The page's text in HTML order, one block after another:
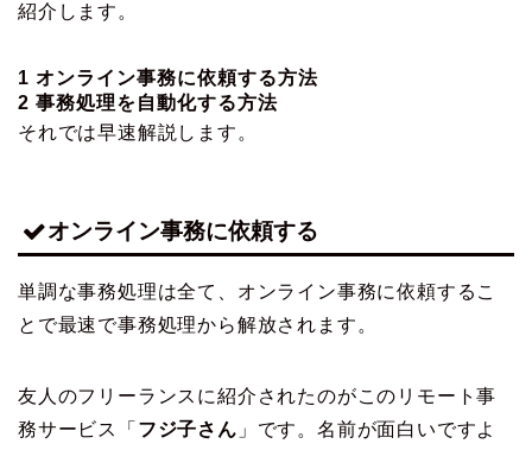
紹介します。
1 オンライン事務に依頼する方法
2 事務処理を自動化する方法
それでは早速解説します。
オンライン事務に依頼する
単調な事務処理は全て、オンライン事務に依頼するこ
とで最速で事務処理から解放されます。
友人のフリーランスに紹介されたのがこのリモート事
務サービス「 フジ子さん 」です。名前が面白いですよ